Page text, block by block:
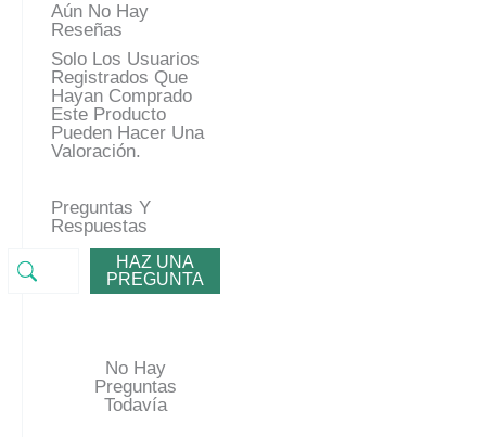
Aún No Hay
Reseñas
Solo Los Usuarios
Registrados Que
Hayan Comprado
Este Producto
Pueden Hacer Una
Valoración.
Preguntas Y
Respuestas
HAZ UNA
PREGUNTA
No Hay
Preguntas
Todavía